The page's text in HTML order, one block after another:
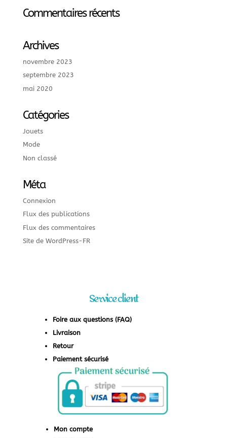
Commentaires récents
Archives
novembre 2023
septembre 2023
mai 2020
Catégories
Jouets
Mode
Non classé
Méta
Connexion
Flux des publications
Flux des commentaires
Site de WordPress-FR
Service client
Foire aux questions (FAQ)
Livraison
Retour
Paiement sécurisé
Mon compte